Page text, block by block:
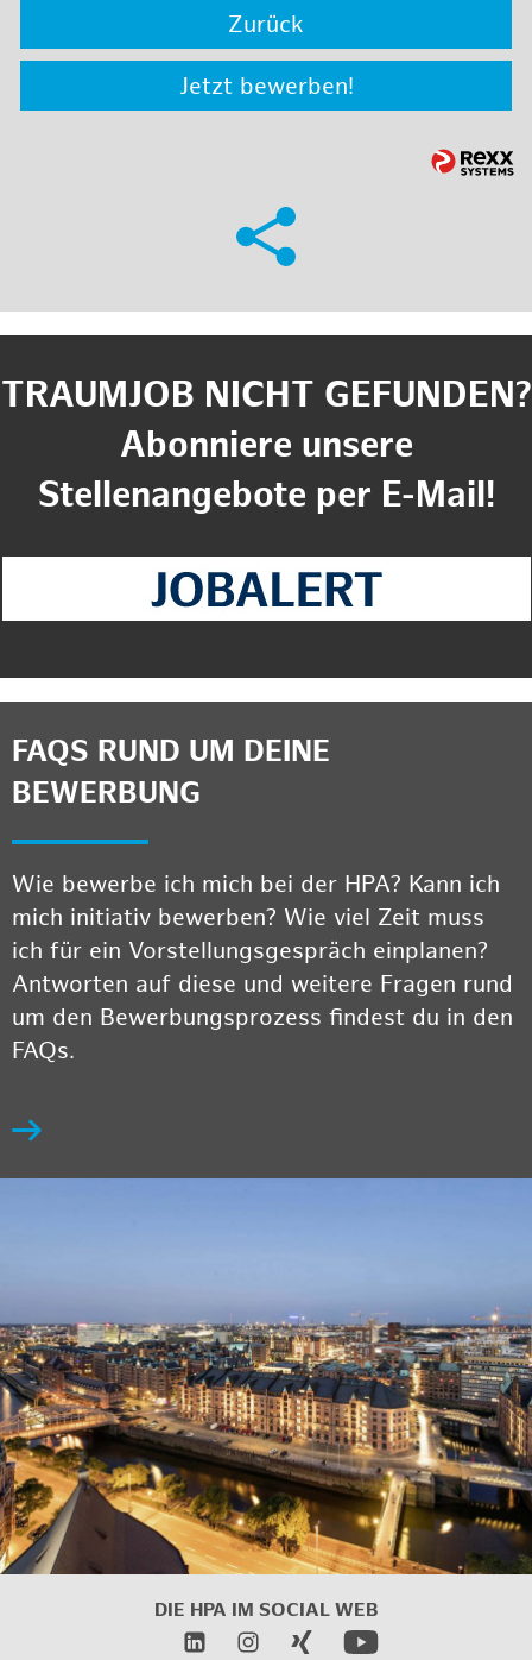
Zurück
Jetzt bewerben!
TRAUMJOB NICHT GEFUNDEN?
Abonniere unsere
Stellenangebote per E-Mail!
FAQS RUND UM DEINE
BEWERBUNG
Wie bewerbe ich mich bei der HPA? Kann ich
mich initiativ bewerben? Wie viel Zeit muss
ich für ein Vorstellungsgespräch einplanen?
Antworten auf diese und weitere Fragen rund
um den Bewerbungsprozess findest du in den
FAQs.
DIE HPA IM SOCIAL WEB